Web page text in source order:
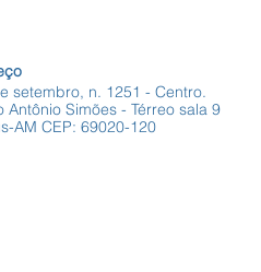
setembro, n. 1251 - Centro.
Antônio Simões - Térreo sala 9
AM CEP: 69020-120